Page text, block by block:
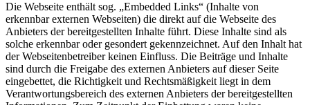
Die Webseite enthält sog. „Embedded Links“ (Inhalte von
erkennbar externen Webseiten) die direkt auf die Webseite des
Anbieters der bereitgestellten Inhalte führt. Diese Inhalte sind als
solche erkennbar oder gesondert gekennzeichnet. Auf den Inhalt hat
der Webseitenbetreiber keinen Einfluss. Die Beiträge und Inhalte
sind durch die Freigabe des externen Anbieters auf dieser Seite
eingebettet, die Richtigkeit und Rechtsmäßigkeit liegt in dem
Verantwortungsbereich des externen Anbieters der bereitgestellten